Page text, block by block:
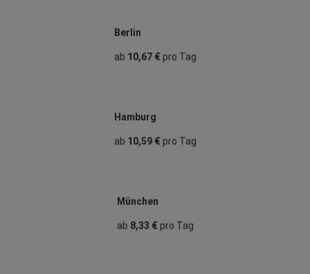
Berlin
ab 10,67 €pro Tag
Hamburg
ab 10,59 €pro Tag
München
ab 8,33 €pro Tag